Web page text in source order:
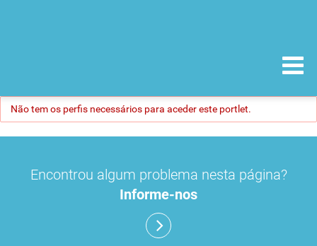
Não tem os perfis necessários para aceder este portlet.
Encontrou algum problema nesta página?
Informe-nos